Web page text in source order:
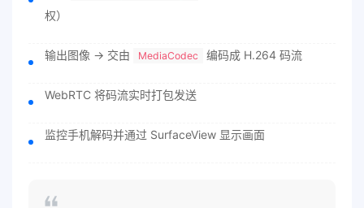
权）
输出图像 → 交由 MediaCodec 编码成 H.264 码流
WebRTC 将码流实时打包发送
监控手机解码并通过 SurfaceView 显示画面